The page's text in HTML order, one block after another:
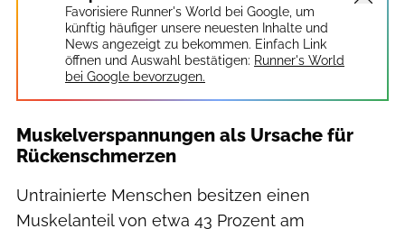
Favorisiere Runner's World bei Google, um
künftig häufiger unsere neuesten Inhalte und
News angezeigt zu bekommen. Einfach Link
öffnen und Auswahl bestätigen: Runner's World
bei Google bevorzugen.
Muskelverspannungen als Ursache für
Rückenschmerzen
Untrainierte Menschen besitzen einen
Muskelanteil von etwa 43 Prozent am